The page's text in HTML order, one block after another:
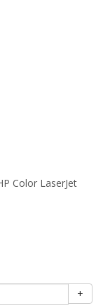
Color LaserJet
+